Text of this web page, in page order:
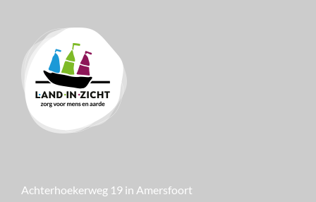
Achterhoekerweg 19 in Amersfoort